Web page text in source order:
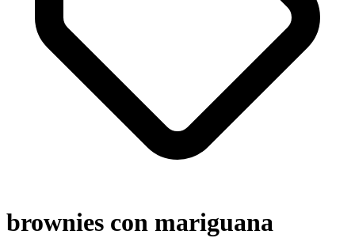
brownies con mariguana